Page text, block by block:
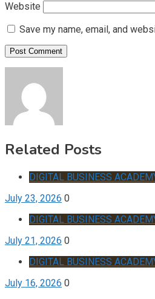
Website
Save my name, email, and
Related Posts
DIGITAL BUSINESS
July 23, 2026 0
DIGITAL BUSINESS
July 21, 2026 0
DIGITAL BUSINESS
July 16, 2026 0